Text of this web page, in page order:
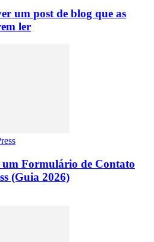
um post de blog que as
ler
Formulário de Contato
(Guia 2026)